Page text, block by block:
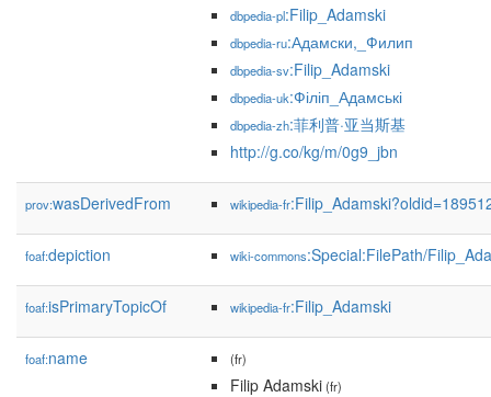
dbpedia-pl:Filip_Adamski
dbpedia-ru:Адамски,_Филип
dbpedia-sv:Filip_Adamski
dbpedia-uk:Філіп_Адамські
dbpedia-zh:菲利普·亚当斯基
http://g.co/kg/m/0g9_jbn
prov:wasDerivedFrom wikipedia-fr
foaf:depiction wiki-commons:Special:FilePath/
foaf:isPrimaryTopicOf wikipedia-fr:Filip_Adamski
foaf:name (fr)
Filip Adamski(fr)